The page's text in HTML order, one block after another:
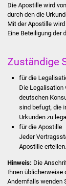
Die Apostille wird
durch den die
Mit der Apostille
Eine Beteiligung der
Zuständige
für die
Die Legalisation
deutschen
sind befugt, die
Urkunden zu
für die Apostille
Jeder
Apostille erteilen.
Hinweis: Die
Ihnen üblicherweise
Andernfalls wenden